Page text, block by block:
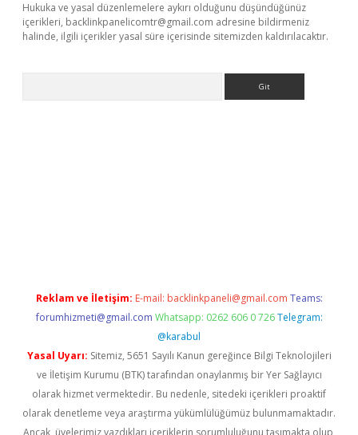
Hukuka ve yasal düzenlemelere aykırı olduğunu düşündüğünüz
içerikleri, backlinkpanelicomtr@gmail.com adresine bildirmeniz
halinde, ilgili içerikler yasal süre içerisinde sitemizden kaldırılacaktır.
Reklam ve İletişim: E-mail: backlinkpaneli@gmail.com Teams:
forumhizmeti@gmail.com Whatsapp: 0262 606 0 726 Telegram:
@karabul
Yasal Uyarı: Sitemiz, 5651 Sayılı Kanun gereğince Bilgi Teknolojileri
ve İletişim Kurumu (BTK) tarafından onaylanmış bir Yer Sağlayıcı
olarak hizmet vermektedir. Bu nedenle, sitedeki içerikleri proaktif
olarak denetleme veya araştırma yükümlülüğümüz bulunmamaktadır.
Ancak, üyelerimiz yazdıkları içeriklerin sorumluluğunu taşımakta olup,